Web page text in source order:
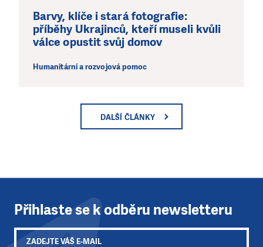
Barvy, klíče i stará fotografie:
příběhy Ukrajinců, kteří museli kvůli
válce opustit svůj domov
Humanitární a rozvojová pomoc
DALŠÍ ČLÁNKY
Přihlaste se k odběru newsletteru